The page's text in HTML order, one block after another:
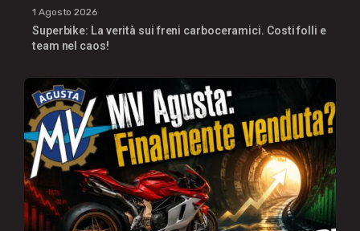
1 Agosto 2026
Superbike: La verità sui freni carboceramici. Costi folli e
team nel caos!